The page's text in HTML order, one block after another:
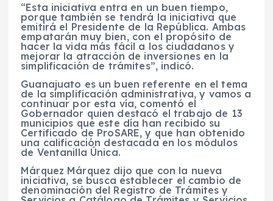
“Esta iniciativa entra en un buen tiempo,
porque también se tendrá la iniciativa que
emitirá el Presidente de la República. Ambas
empatarán muy bien, con el propósito de
hacer la vida más fácil a los ciudadanos y
mejorar la atracción de inversiones en la
simplificación de trámites”, indicó.
Guanajuato es un buen referente en el tema
de la simplificación administrativa, y vamos a
continuar por esta vía, comentó el
Gobernador quien destacó el trabajo de 13
municipios que este día han recibido su
Certificado de ProSARE, y que han obtenido
una calificación destacada en los módulos
de Ventanilla Única.
Márquez Márquez dijo que con la nueva
iniciativa, se busca establecer el cambio de
denominación del Registro de Trámites y